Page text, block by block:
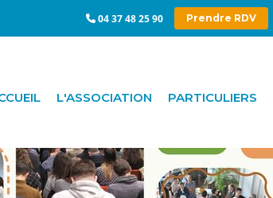
04 37 48 25 90 Prendre RDV
L'ASSOCIATION PARTICULIERS